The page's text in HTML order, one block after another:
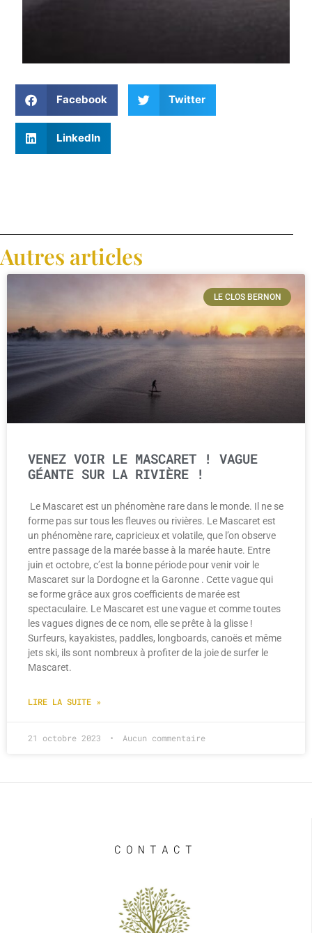
Facebook Twitter
LinkedIn
Autres articles
LE CLOS BERNON
VENEZ VOIR LE MASCARET ! VAGUE
GÉANTE SUR LA RIVIÈRE !
Le Mascaret est un phénomène rare dans le monde. Il ne se
forme pas sur tous les fleuves ou rivières. Le Mascaret est
un phénomène rare, capricieux et volatile, que l’on observe
entre passage de la marée basse à la marée haute. Entre
juin et octobre, c’est la bonne période pour venir voir le
Mascaret sur la Dordogne et la Garonne . Cette vague qui
se forme grâce aux gros coefficients de marée est
spectaculaire. Le Mascaret est une vague et comme toutes
les vagues dignes de ce nom, elle se prête à la glisse !
Surfeurs, kayakistes, paddles, longboards, canoës et même
jets ski, ils sont nombreux à profiter de la joie de surfer le
Mascaret.
LIRE LA SUITE »
21 octobre 2023 Aucun commentaire
CONTACT